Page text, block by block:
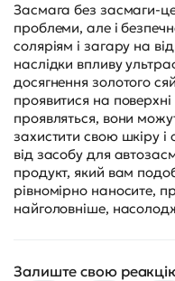
Засмага без засмаги-
проблеми, але і
соляріям і загару на
наслідки впливу
досягнення золотого
проявитися на
проявляться, вони
захистити свою шкіру
від засобу для
продукт, який вам
рівномірно наносите,
найголовніше,
Залиште свою